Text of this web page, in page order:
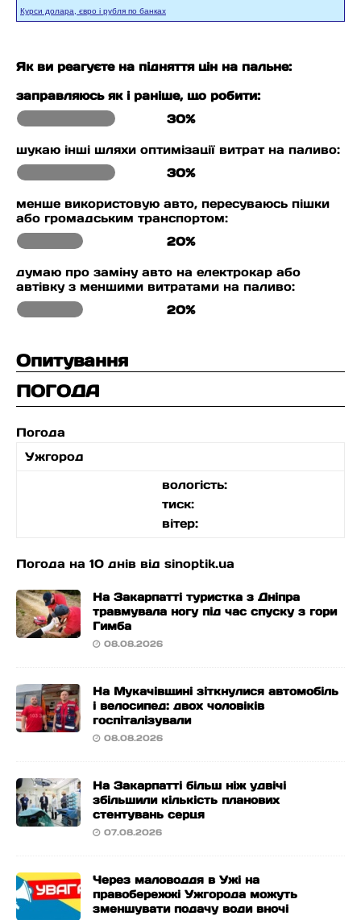
Курси долара, євро і рубля по банках
Як ви реагуєте на підняття цін на пальне:
заправляюсь як і раніше, що робити:
30%
шукаю інші шляхи оптимізації витрат на паливо:
30%
менше використовую авто, пересуваюсь пішки
або громадським транспортом:
20%
думаю про заміну авто на електрокар або
автівку з меншими витратами на паливо:
20%
Опитування
ПОГОДА
Погода
Ужгород
вологість:
тиск:
вітер:
Погода на 10 днів від sinoptik.ua
На Закарпатті туристка з Дніпра
травмувала ногу під час спуску з гори
Гимба
08.08.2026
На Мукачівщині зіткнулися автомобіль
і велосипед: двох чоловіків
госпіталізували
08.08.2026
На Закарпатті більш ніж удвічі
збільшили кількість планових
стентувань серця
07.08.2026
Через маловоддя в Ужі на
правобережжі Ужгорода можуть
зменшувати подачу води вночі